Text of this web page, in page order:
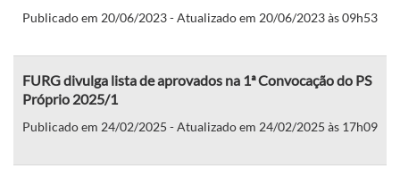
Publicado em 20/06/2023 - Atualizado em 20/06/2023 às 09h53
FURG divulga lista de aprovados na 1ª Convocação do PS
Próprio 2025/1
Publicado em 24/02/2025 - Atualizado em 24/02/2025 às 17h09